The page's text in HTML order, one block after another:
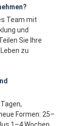
Team mit
und
Sie Ihre
zu
Formen: 25–